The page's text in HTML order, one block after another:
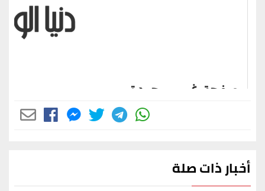
أخبار ذات صلة